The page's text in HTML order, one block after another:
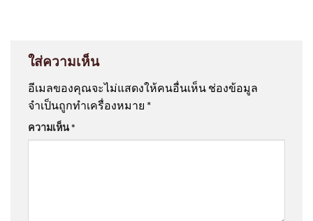
ใส่ความเห็น
อีเมลของคุณจะไม่แสดงให้คนอื่นเห็น ช่องข้อมูล
จำเป็นถูกทำเครื่องหมาย *
ความเห็น*